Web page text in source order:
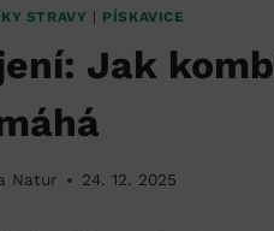
STRAVY | PÍSKAVICE
Jak
Natur 24. 12. 2025